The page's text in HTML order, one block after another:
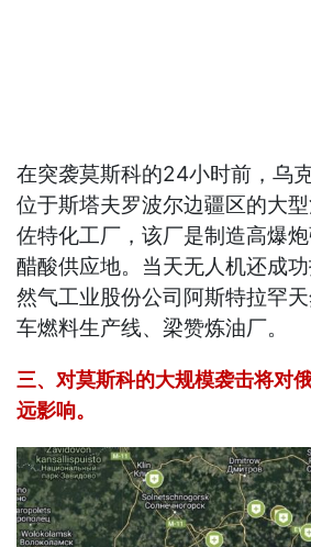
在突袭莫斯科的24小时前，乌
位于斯塔夫罗波尔边疆区的大
佐特化工厂，该厂是制造高爆
醋酸供应地。当天无人机还成
然气工业股份公司阿斯特拉罕
车燃料生产线、梁赞炼油厂。
三、对莫斯科的大规模袭击将对
远影响。